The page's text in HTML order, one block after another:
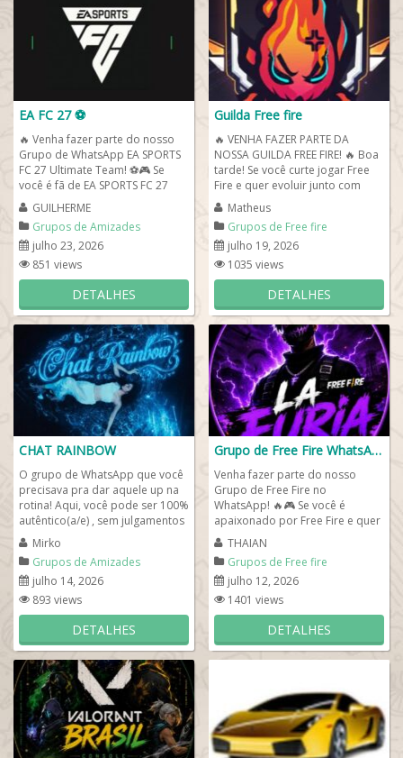
EA FC 27 ⚽
🔥 Venha fazer parte do nosso
Grupo de WhatsApp EA SPORTS
FC 27 Ultimate Team! ⚽🎮 Se
você é fã de EA SPORTS FC 27
(antigo FIFA) e ama o modo...
GUILHERME
Grupos de Amizades
julho 23, 2026
851 views
DETALHES
Guilda Free fire
🔥 VENHA FAZER PARTE DA
NOSSA GUILDA FREE FIRE! 🔥 Boa
tarde! Se você curte jogar Free
Fire e quer evoluir junto com
uma equipe organizada, essa é
a...
Matheus
Grupos de Free fire
julho 19, 2026
1035 views
DETALHES
CHAT RAINBOW
O grupo de WhatsApp que você
precisava pra dar aquele up na
rotina! Aqui, você pode ser 100%
autêntico(a/e) , sem julgamentos
e com muita liberdade pra...
Mirko
Grupos de Amizades
julho 14, 2026
893 views
DETALHES
Grupo de Free Fire WhatsApp
Venha fazer parte do nosso
Grupo de Free Fire no
WhatsApp! 🔥🎮 Se você é
apaixonado por Free Fire e quer
encontrar jogadores ativos,
trocar dicas,...
THAIAN
Grupos de Free fire
julho 12, 2026
1401 views
DETALHES